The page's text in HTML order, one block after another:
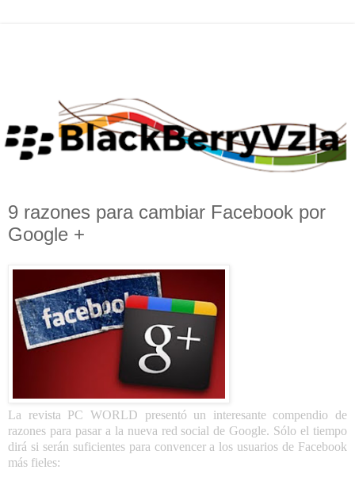
9 razones para cambiar Facebook por
Google +
La revista PC WORLD presentó un interesante compendio de
razones para pasar a la nueva red social de Google. Sólo el tiempo
dirá si serán suficientes para convencer a los usuarios de Facebook
más fieles: